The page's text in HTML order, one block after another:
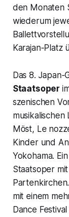
den Monaten
wiederum
Karajan-Platz
Das 8. Japan-
Staatsoper
szenischen
musikalischen
Möst, Le
Kinder und
Yokohama.
Staatsoper
mit einem
Dance